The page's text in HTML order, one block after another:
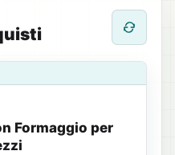
Formaggio per